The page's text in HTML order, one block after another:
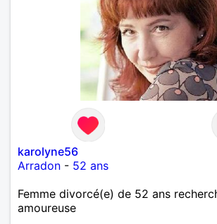
karolyne56
Arradon - 52 ans
Femme divorcé(e) de 52 ans
amoureuse